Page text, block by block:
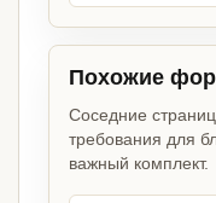
Похожие
Соседние
требования для
важный комплект.